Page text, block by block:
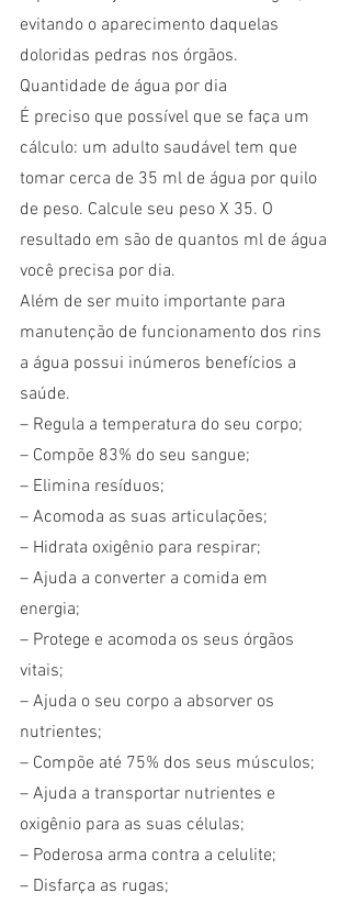
evitando o aparecimento daquelas
doloridas pedras nos órgãos.
Quantidade de água por dia
É preciso que possível que se faça um
cálculo: um adulto saudável tem que
tomar cerca de 35 ml de água por quilo
de peso. Calcule seu peso X 35. O
resultado em são de quantos ml de água
você precisa por dia.
Além de ser muito importante para
manutenção de funcionamento dos rins
a água possui inúmeros benefícios a
saúde.
– Regula a temperatura do seu corpo;
– Compõe 83% do seu sangue;
– Elimina resíduos;
– Acomoda as suas articulações;
– Hidrata oxigênio para respirar;
– Ajuda a converter a comida em
energia;
– Protege e acomoda os seus órgãos
vitais;
– Ajuda o seu corpo a absorver os
nutrientes;
– Compõe até 75% dos seus músculos;
– Ajuda a transportar nutrientes e
oxigênio para as suas células;
– Poderosa arma contra a celulite;
– Disfarça as rugas;